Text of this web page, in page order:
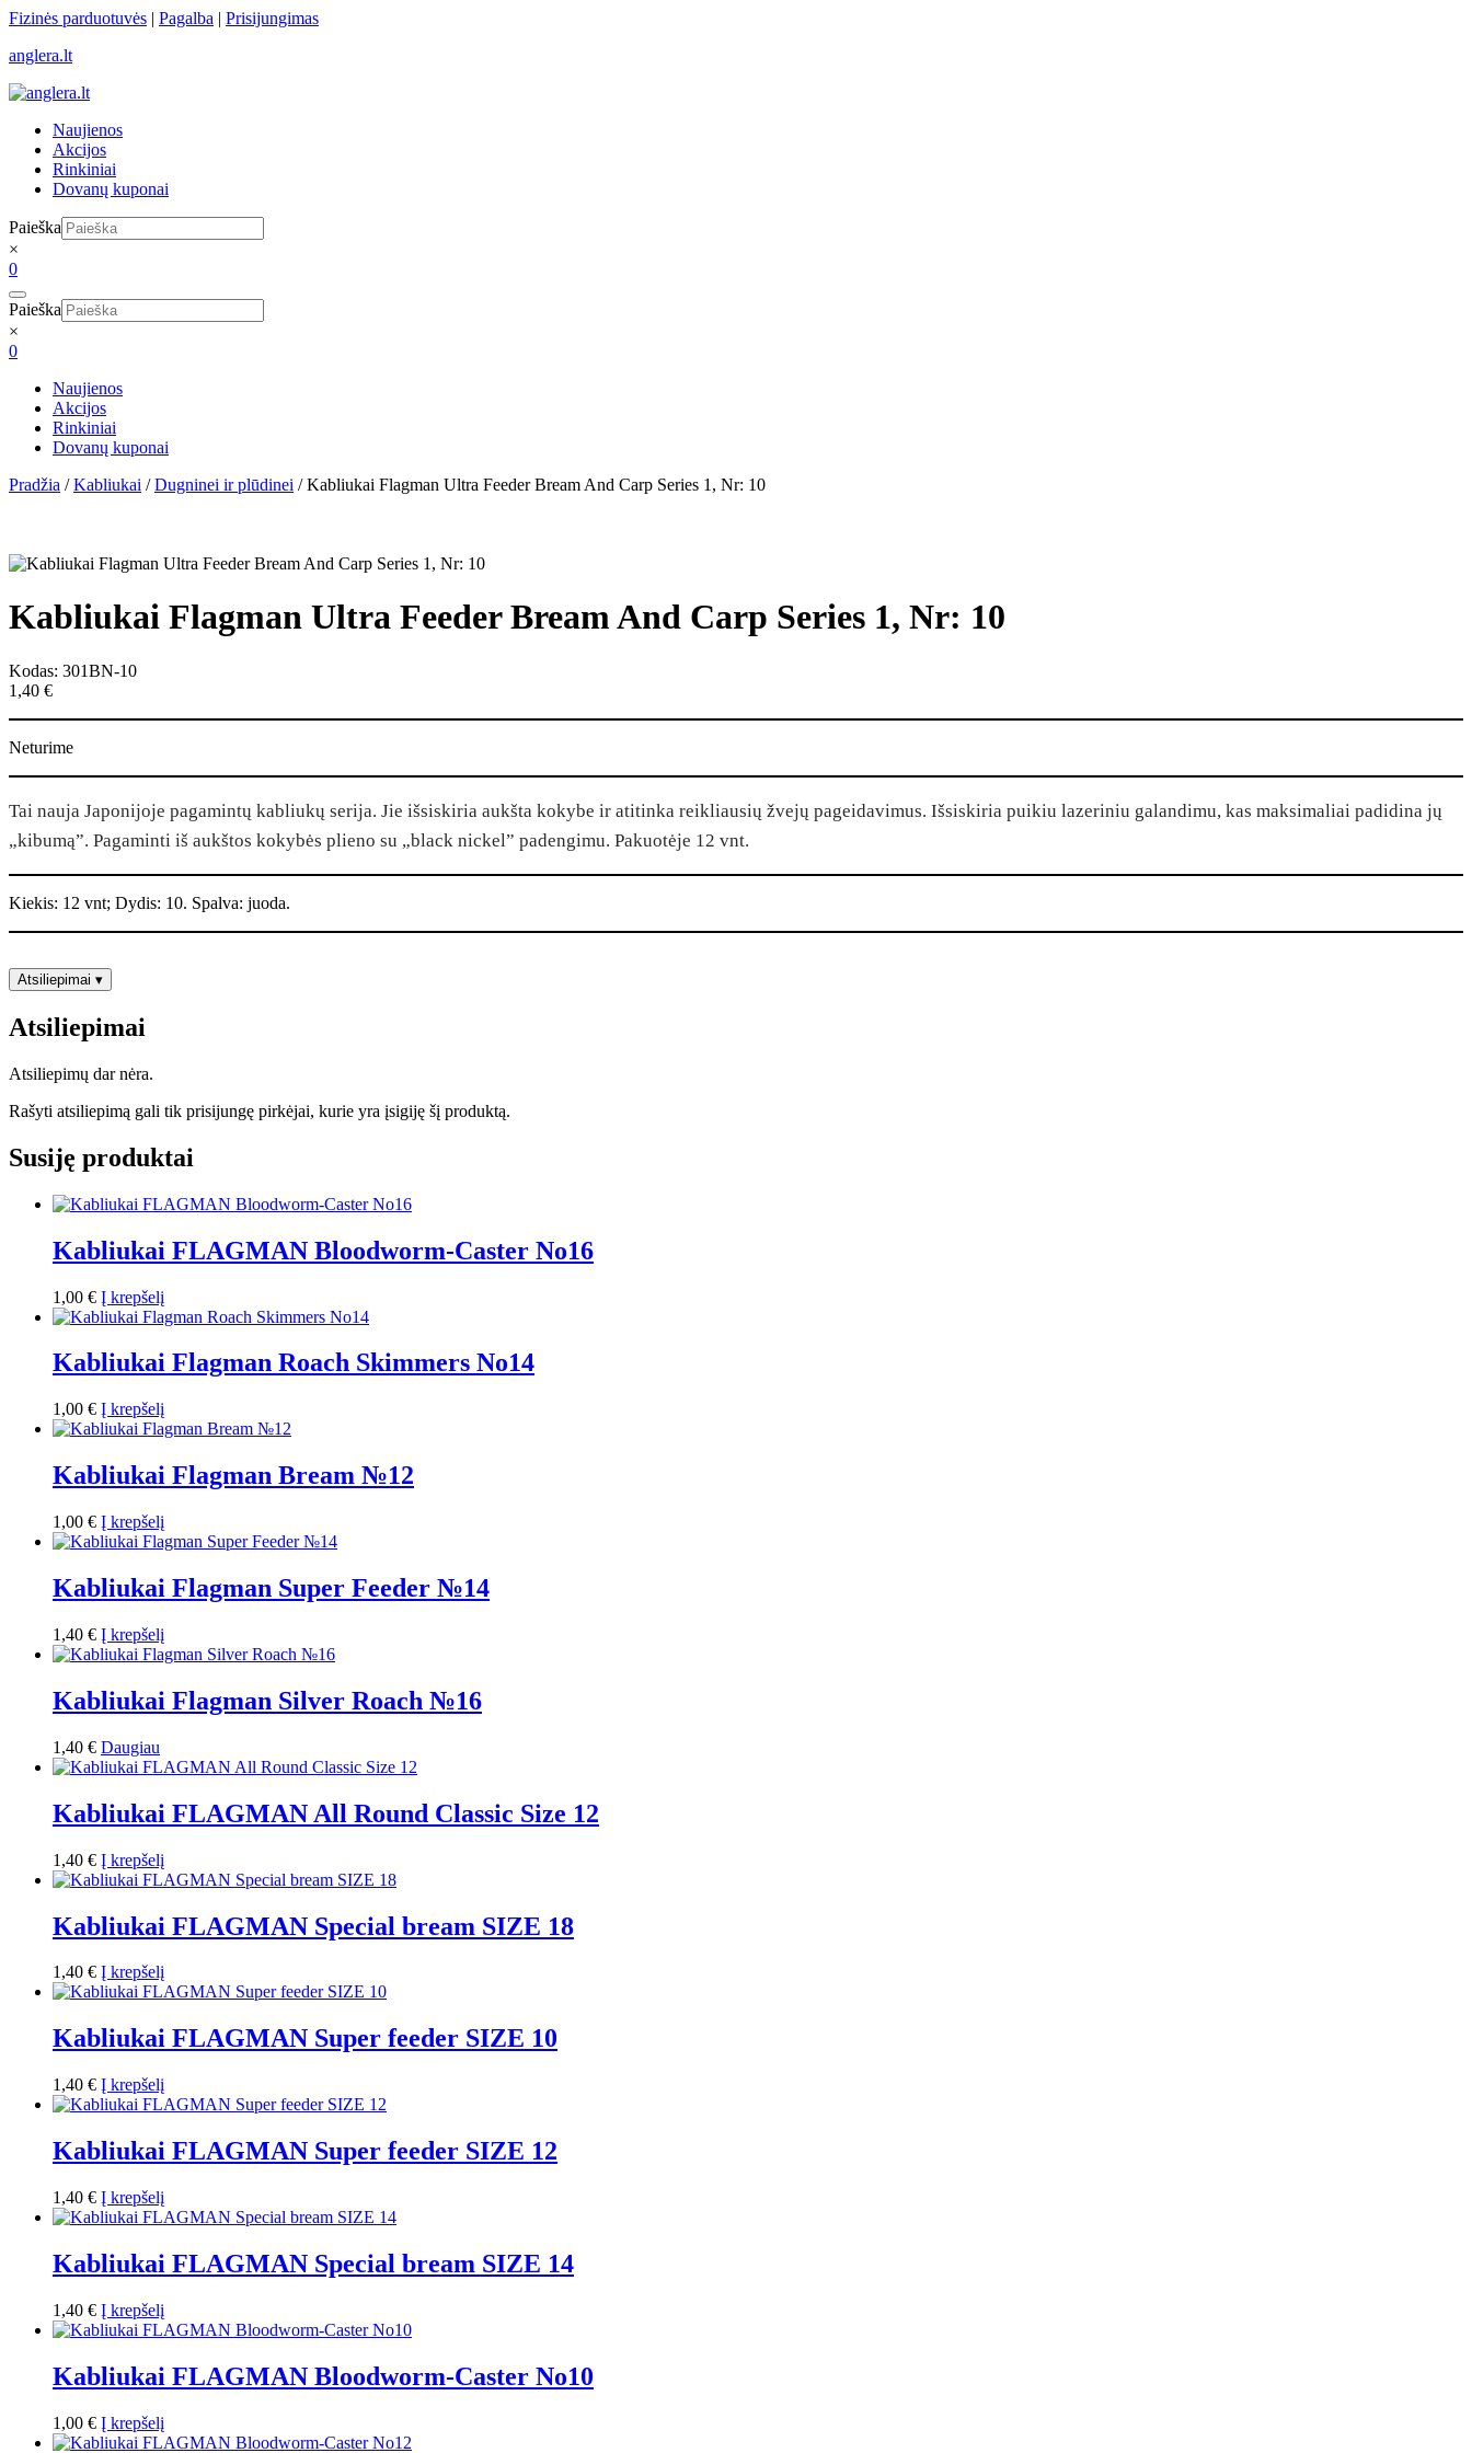
Skip
content
Fizinės parduotuvės | Pagalba | Prisijungimas
anglera.lt
Naujienos
Akcijos
Rinkiniai
Dovanų kuponai
Paieška
×
0
Paieška
×
0
Naujienos
Akcijos
Rinkiniai
Dovanų kuponai
Pradžia /Kabliukai /Dugninei ir plūdinei / Kabliukai Flagman Ultra Feeder Bream And Carp Series 1, Nr: 10
Kabliukai Flagman Ultra Feeder Bream And Carp Series 1, Nr: 10
Kodas: 301BN-10
1,40 €
Neturime
Tai nauja Japonijoje pagamintų kabliukų serija. Jie išsiskiria aukšta kokybe ir atitinka reikliausių žvejų pageidavimus. Išsiskiria puikiu lazeriniu galandimu, kas maksimaliai padidina jų
„kibumą”. Pagaminti iš aukštos kokybės plieno su „black nickel” padengimu. Pakuotėje 12 vnt.
Kiekis: 12 vnt; Dydis: 10. Spalva: juoda.
Atsiliepimai ▾
Atsiliepimai
Atsiliepimų dar nėra.
Rašyti atsiliepimą gali tik prisijungę pirkėjai, kurie yra įsigiję šį produktą.
Susiję produktai
Kabliukai FLAGMAN Bloodworm-Caster No16
1,00 € Į krepšelį
Kabliukai Flagman Roach Skimmers No14
1,00 € Į krepšelį
Kabliukai Flagman Bream №12
1,00 € Į krepšelį
Kabliukai Flagman Super Feeder №14
1,40 € Į krepšelį
Kabliukai Flagman Silver Roach №16
1,40 € Daugiau
Kabliukai FLAGMAN All Round Classic Size 12
1,40 € Į krepšelį
Kabliukai FLAGMAN Special bream SIZE 18
1,40 € Į krepšelį
Kabliukai FLAGMAN Super feeder SIZE 10
1,40 € Į krepšelį
Kabliukai FLAGMAN Super feeder SIZE 12
1,40 € Į krepšelį
Kabliukai FLAGMAN Special bream SIZE 14
1,40 € Į krepšelį
Kabliukai FLAGMAN Bloodworm-Caster No10
1,00 € Į krepšelį